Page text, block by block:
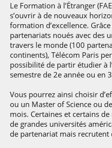
Le Formation à l’Étranger
s’ouvrir à de nouveaux
formation d’excellence.
partenariats noués avec des
travers le monde (100
continents), Télécom Paris
possibilité de partir étudier à
semestre de 2e année ou en
Vous pourrez ainsi choisir
ou un Master of Science ou
mois. Certaines et certains
de grandes universités
de partenariat mais recrutent